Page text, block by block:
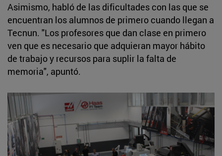
Asimismo, habló de las dificultades con las que se
encuentran los alumnos de primero cuando llegan a
Tecnun. "Los profesores que dan clase en primero
ven que es necesario que adquieran mayor hábito
de trabajo y recursos para suplir la falta de
memoria", apuntó.